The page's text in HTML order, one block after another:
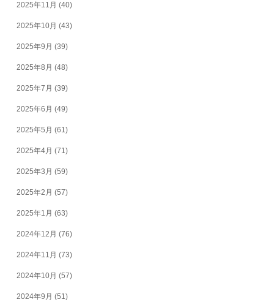
2025年11月 (40)
2025年10月 (43)
2025年9月 (39)
2025年8月 (48)
2025年7月 (39)
2025年6月 (49)
2025年5月 (61)
2025年4月 (71)
2025年3月 (59)
2025年2月 (57)
2025年1月 (63)
2024年12月 (76)
2024年11月 (73)
2024年10月 (57)
2024年9月 (51)